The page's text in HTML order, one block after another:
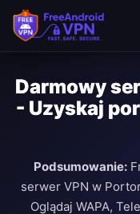
Darmowy
- Uzyskaj
Podsumowanie:
serwer VPN w
Oglądaj WAPA,